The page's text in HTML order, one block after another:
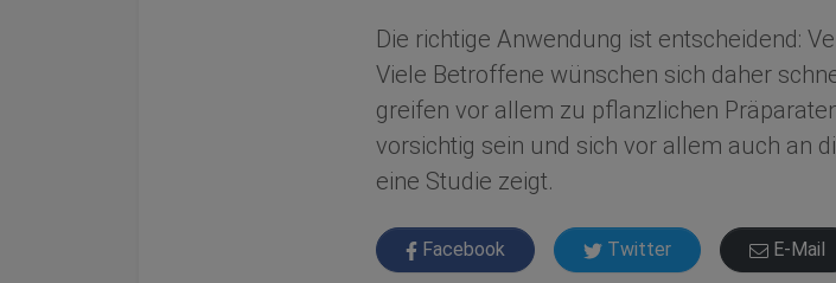
Die richtige Anwendung ist entscheidend:
Viele Betroffene wünschen sich daher
greifen vor allem zu pflanzlichen
vorsichtig sein und sich vor allem auch an
eine Studie zeigt.
Facebook Twitter E-Mail